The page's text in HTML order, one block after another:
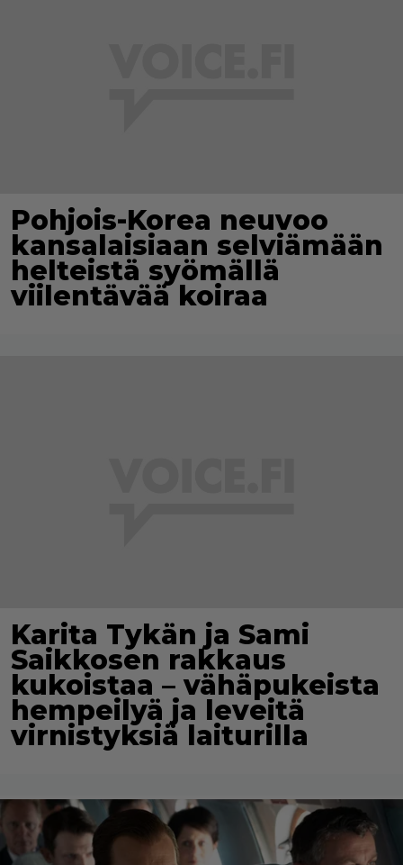
Pohjois-Korea neuvoo
kansalaisiaan selviämään
helteistä syömällä
viilentävää koiraa
Karita Tykän ja Sami
Saikkosen rakkaus
kukoistaa – vähäpukeista
hempeilyä ja leveitä
virnistyksiä laiturilla